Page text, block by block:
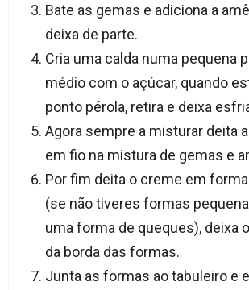
Bate as gemas e adiciona a
deixa de parte.
Cria uma calda numa pequena
médio com o açúcar, quando
ponto pérola, retira e deixa
Agora sempre a misturar deita
em fio na mistura de gemas e
Por fim deita o creme em
(se não tiveres formas
uma forma de queques), deixa
da borda das formas.
Junta as formas ao tabuleiro e